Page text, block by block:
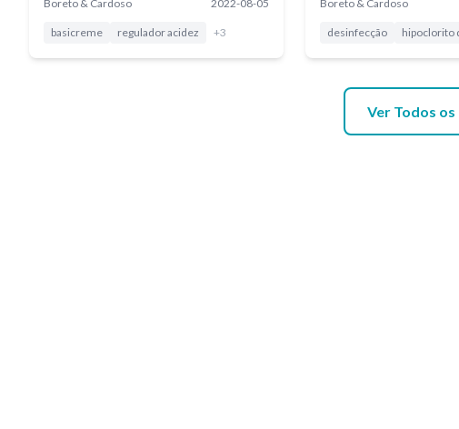
antecedentes. Entretanto muitas
vezes o creme chega na fábrica com
Boreto & Cardoso 2022-08-05
basicreme regulador acidez +3
desinfecção...
Boreto & Cardoso
desinfecção hipoclorito
Ver Todos os